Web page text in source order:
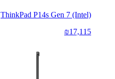
ThinkPad P14s Gen 7 (Intel)
₪17,115